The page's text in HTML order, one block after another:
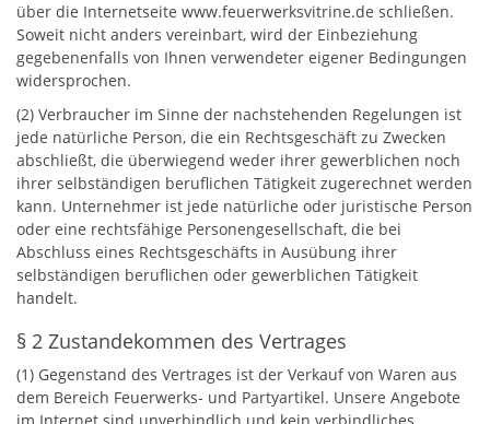
über die Internetseite www.feuerwerksvitrine.de schließen.
Soweit nicht anders vereinbart, wird der Einbeziehung
gegebenenfalls von Ihnen verwendeter eigener Bedingungen
widersprochen.
(2) Verbraucher im Sinne der nachstehenden Regelungen ist
jede natürliche Person, die ein Rechtsgeschäft zu Zwecken
abschließt, die überwiegend weder ihrer gewerblichen noch
ihrer selbständigen beruflichen Tätigkeit zugerechnet werden
kann. Unternehmer ist jede natürliche oder juristische Person
oder eine rechtsfähige Personengesellschaft, die bei
Abschluss eines Rechtsgeschäfts in Ausübung ihrer
selbständigen beruflichen oder gewerblichen Tätigkeit
handelt.
§ 2 Zustandekommen des Vertrages
(1) Gegenstand des Vertrages ist der Verkauf von Waren aus
dem Bereich Feuerwerks- und Partyartikel. Unsere Angebote